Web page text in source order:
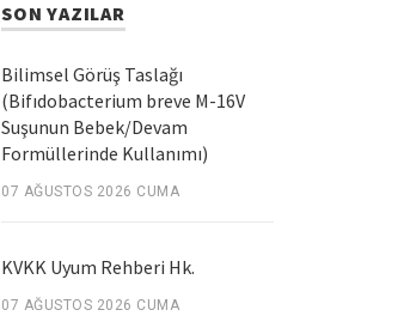
SON YAZILAR
Bilimsel Görüş Taslağı
(Bifıdobacterium breve M-16V
Suşunun Bebek/Devam
Formüllerinde Kullanımı)
07 AĞUSTOS 2026 CUMA
KVKK Uyum Rehberi Hk.
07 AĞUSTOS 2026 CUMA